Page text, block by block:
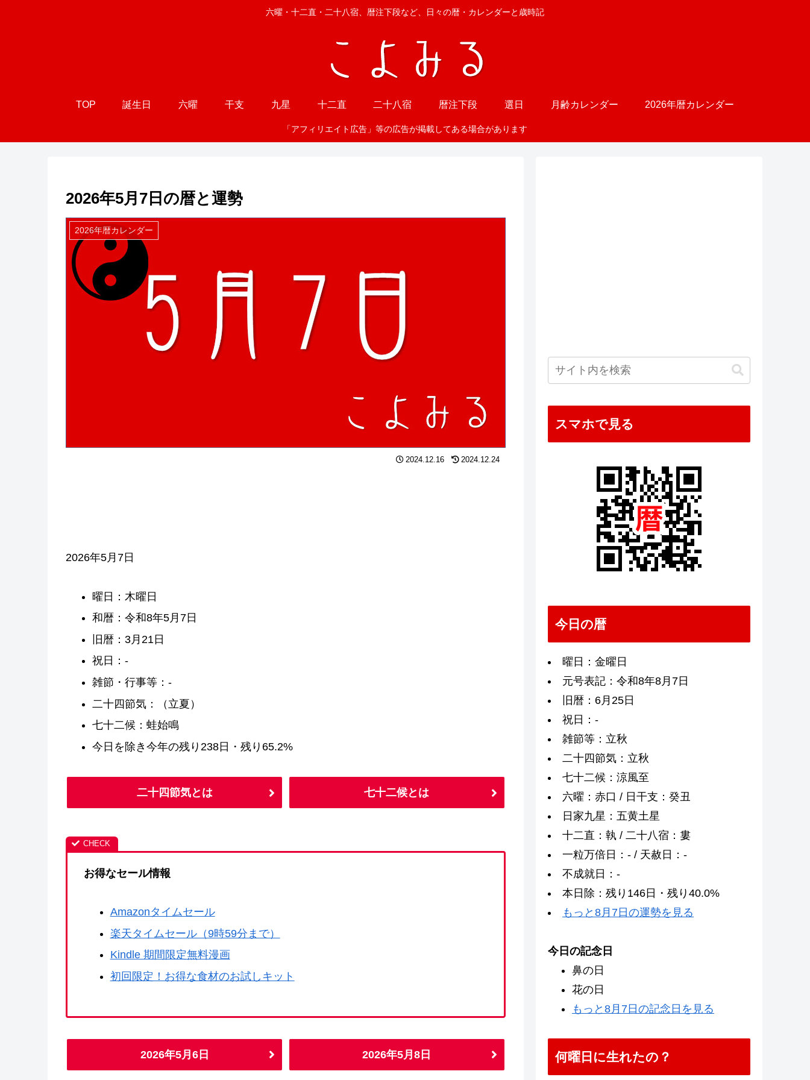
六曜・十二直・二十八宿、暦注下段など、日々の暦・カレンダーと歳時記
TOP 誕生日 六曜 干支 九星 十二直 二十八宿 暦注下段 選日 月齢カレンダー 2026年暦カレンダー
「アフィリエイト広告」等の広告が掲載してある場合があります
2026年5月7日の暦と運勢
2026年暦カレンダー
2024.12.16 2024.12.24
2026年5月7日
曜日：木曜日
和暦：令和8年5月7日
旧暦：3月21日
祝日：-
雑節・行事等：-
二十四節気：（立夏）
七十二候：蛙始鳴
今日を除き今年の残り238日・残り65.2%
二十四節気とは 七十二候とは
お得なセール情報
Amazonタイムセール
楽天タイムセール（9時59分まで）
Kindle 期間限定無料漫画
初回限定！お得な食材のお試しキット
2026年5月6日 2026年5月8日
スマホで見る
今日の暦
曜日：金曜日
元号表記：令和8年8月7日
旧暦：6月25日
祝日：-
雑節等：立秋
二十四節気：立秋
七十二候：涼風至
六曜：赤口 / 日干支：癸丑
日家九星：五黄土星
十二直：執 / 二十八宿：婁
一粒万倍日：- / 天赦日：-
不成就日：-
本日除：残り146日・残り40.0%
もっと8月7日の運勢を見る
今日の記念日
鼻の日
花の日
もっと8月7日の記念日を見る
何曜日に生れたの？